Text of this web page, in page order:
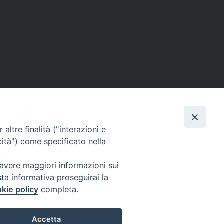
altre finalità ("interazioni e
come specificato nella
maggiori informazioni sui
informativa proseguirai la
policy completa.
Accetta